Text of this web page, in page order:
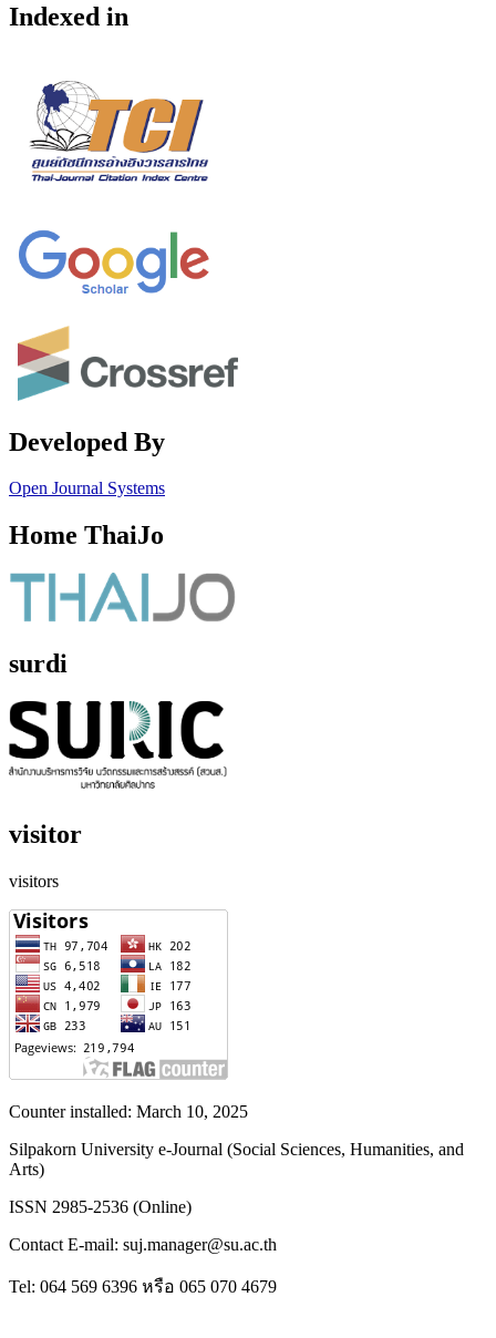
Indexed in
Developed By
Open Journal Systems
Home ThaiJo
surdi
visitor
visitors
Counter installed: March 10, 2025
Silpakorn University e-Journal (Social Sciences, Humanities, and
Arts)
ISSN 2985-2536 (Online)
Contact E-mail: suj.manager@su.ac.th
Tel: 064 569 6396 หรือ 065 070 4679